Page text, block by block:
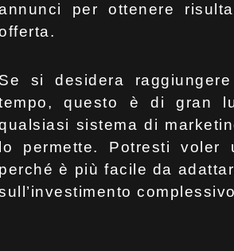
per ottenere
Se si desidera
questo è di gran
sistema di
lo permette. Potresti voler
perché è più facile da